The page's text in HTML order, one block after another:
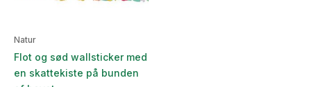
Natur
Flot og sød wallsticker med
en skattekiste på bunden